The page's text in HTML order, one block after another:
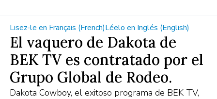
Lisez-le en Français (French)Léelo en Inglés (English)
El vaquero de Dakota de
BEK TV es contratado por el
Grupo Global de Rodeo.
Dakota Cowboy, el exitoso programa de BEK TV,